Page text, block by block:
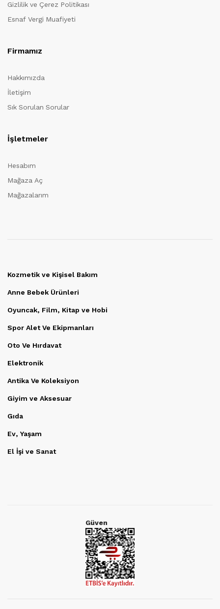
Gizlilik ve Çerez Politikası
Esnaf Vergi Muafiyeti
Firmamız
Hakkımızda
İletişim
Sık Sorulan Sorular
İşletmeler
Hesabım
Mağaza Aç
Mağazalarım
Kozmetik ve Kişisel Bakım
Anne Bebek Ürünleri
Oyuncak, Film, Kitap ve Hobi
Spor Alet Ve Ekipmanları
Oto Ve Hırdavat
Elektronik
Antika Ve Koleksiyon
Giyim ve Aksesuar
Gıda
Ev, Yaşam
El İşi ve Sanat
Güven